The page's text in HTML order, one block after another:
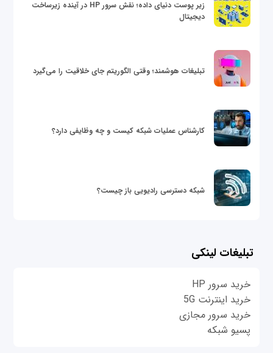
زیر پوست دنیای داده؛ نقش سرور HP در آینده زیرساخت
دیجیتال
تبلیغات هوشمند؛ وقتی الگوریتم جای خلاقیت را می‌گیرد
کارشناس عملیات شبکه کیست و چه وظایفی دارد؟
شبکه دسترسی رادیویی باز چیست؟
تبلیغات لینکی
خرید سرور HP
خرید اینترنت 5G
خرید سرور مجازی
پسیو شبکه